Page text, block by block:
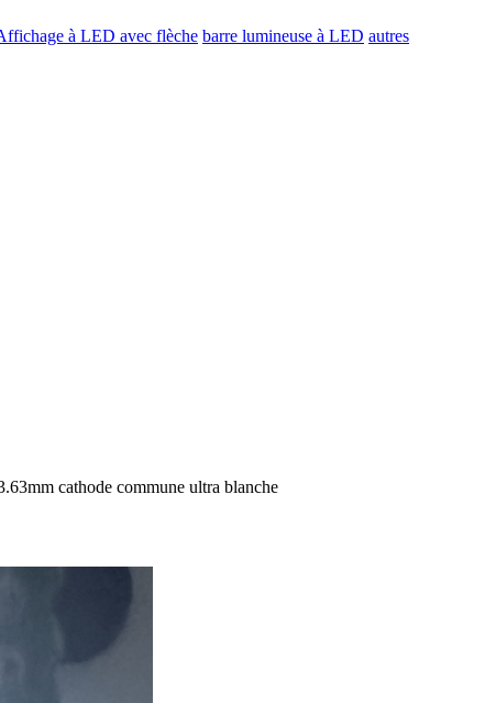
à LED avec flèche barre lumineuse à LED autres
cathode commune ultra blanche